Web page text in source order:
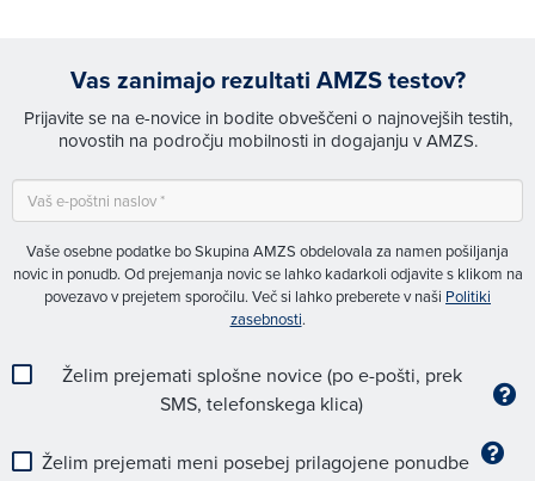
Vas zanimajo rezultati AMZS testov?
Prijavite se na e-novice in bodite obveščeni o najnovejših testih,
novostih na področju mobilnosti in dogajanju v AMZS.
Vaše osebne podatke bo Skupina AMZS obdelovala za namen pošiljanja
novic in ponudb. Od prejemanja novic se lahko kadarkoli odjavite s klikom na
povezavo v prejetem sporočilu. Več si lahko preberete v naši Politiki
zasebnosti.
Želim prejemati splošne novice (po e-pošti, prek
SMS, telefonskega klica)
Želim prejemati meni posebej prilagojene ponudbe